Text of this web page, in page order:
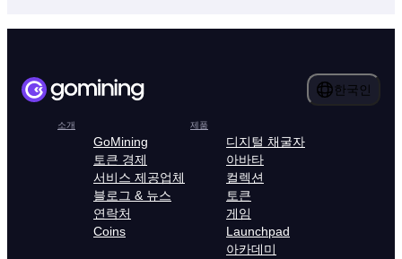
한국인
소개
GoMining
토큰 경제
서비스 제공업체
블로그 & 뉴스
연락처
Coins
제품
디지털 채굴자
아바타
컬렉션
토큰
게임
Launchpad
아카데미